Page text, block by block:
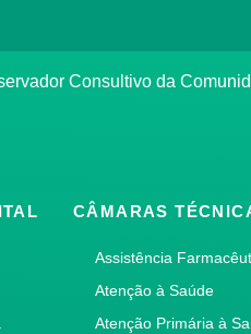
Consultivo da
CÂMARAS
Assistência
Atenção à Saúde
Atenção Primária à